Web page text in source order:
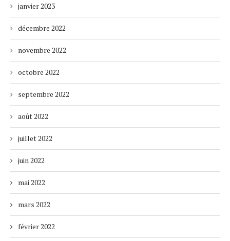
janvier 2023
décembre 2022
novembre 2022
octobre 2022
septembre 2022
août 2022
juillet 2022
juin 2022
mai 2022
mars 2022
février 2022